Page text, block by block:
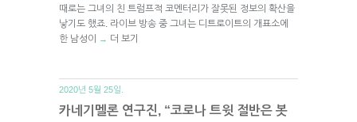
때로는 그녀의 친 트럼프적 코멘터리가 잘못된 정보의 확산을
낳기도 했죠. 라이브 방송 중 그녀는 디트로이트의 개표소에
한 남성이
→ 더 보기
2020년 5월 25일.
카네기멜론 연구진, “코로나 트윗 절반은 봇